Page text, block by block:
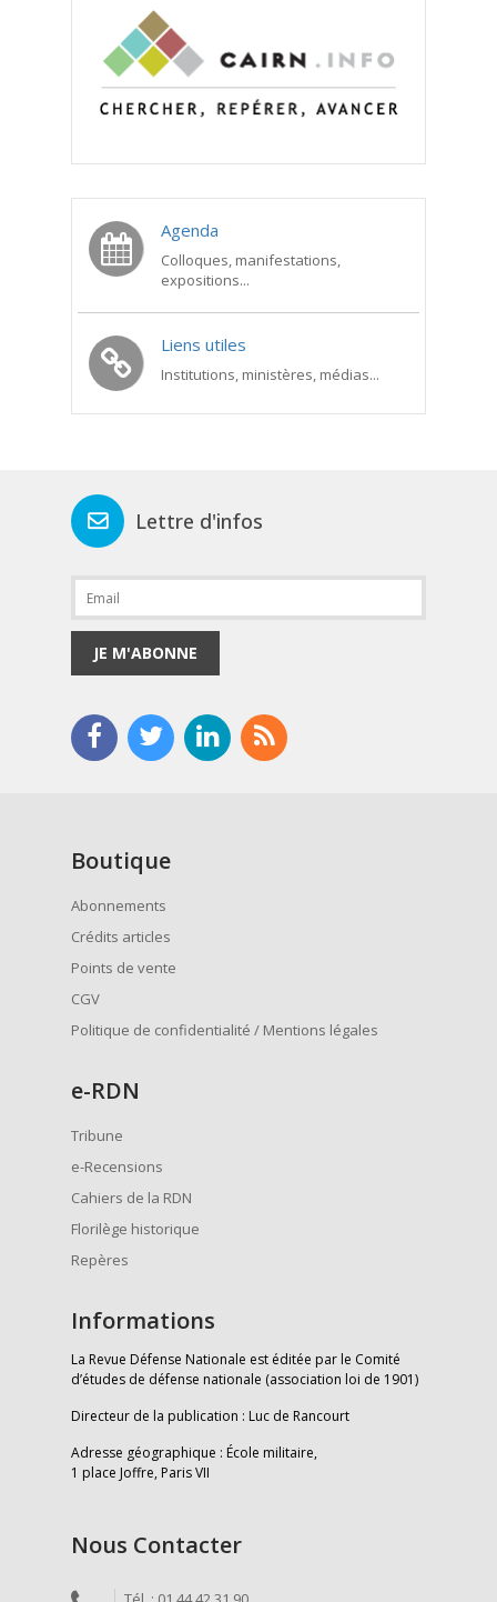
Agenda
Colloques, manifestations,
expositions...
Liens utiles
Institutions, ministères, médias...
Lettre d'infos
JE M'ABONNE
Boutique
Abonnements
Crédits articles
Points de vente
CGV
Politique de confidentialité / Mentions légales
e-RDN
Tribune
e-Recensions
Cahiers de la RDN
Florilège historique
Repères
Informations
La Revue Défense Nationale est éditée par le Comité
d’études de défense nationale (association loi de 1901)
Directeur de la publication : Luc de Rancourt
Adresse géographique : École militaire,
1 place Joffre, Paris VII
Nous Contacter